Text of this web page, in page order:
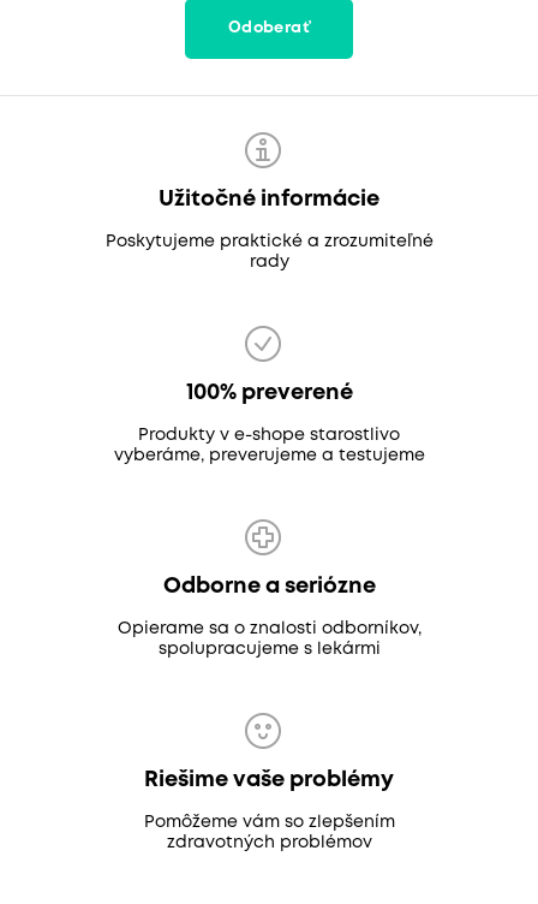
Odoberať
Užitočné informácie
Poskytujeme praktické a zrozumiteľné
rady
100% preverené
Produkty v e-shope starostlivo
vyberáme, preverujeme a testujeme
Odborne a seriózne
Opierame sa o znalosti odborníkov,
spolupracujeme s lekármi
Riešime vaše problémy
Pomôžeme vám so zlepšením
zdravotných problémov